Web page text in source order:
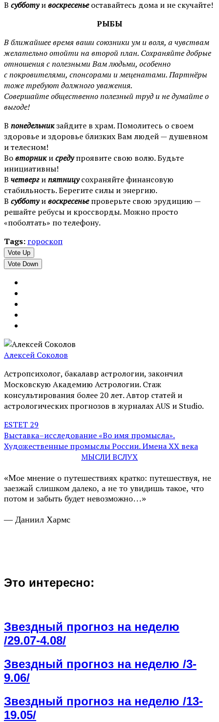
В субботуивоскресеньеоставайтесь дома и не скучайте!
РЫБЫ
В ближайшее время ваши союзники ум и воля, а чувствам
желательно отойти на второй план. Сохраняйте добрые
отношения с полезными Вам людьми, особенно
с покровителями, спонсорами и меценатами. Партнёры
тоже требуют должного уважения.
Совершайте общественно полезный труд и не думайте о
выгоде!
В понедельникзайдите в храм. Помолитесь о своем
здоровье и здоровье близких Вам людей — душевном
и телесном!
Вовторникисредупроявите свою волю. Будьте
инициативны!
В четвергипятницусохраняйте финансовую
стабильность. Берегите силы и энергию.
В субботуивоскресеньепроверьте свою эрудицию —
решайте ребусы и кроссворды. Можно просто
«поболтать» по телефону.
Tags: гороскоп
Vote Up
Vote Down
Алексей Соколов
Астропсихолог, бакалавр астрологии, закончил
Московскую Академию Астрологии. Стаж
консультирования более 20 лет. Автор статей и
астрологических прогнозов в журналах AUS и Studio.
ESTET 29
Выставка–исследование «Во имя промысла».
Художественные промыслы России. Имена XX века
МЫСЛИ ВСЛУХ
«Мое мнение о путешествиях кратко: путешествуя, не
заезжай слишком далеко, а не то увидишь такое, что
потом и забыть будет невозможно…»
— Даниил Хармс
Это интересно:
Звездный прогноз на неделю
/29.07-4.08/
Звездный прогноз на неделю /3-
9.06/
Звездный прогноз на неделю /13-
19.05/